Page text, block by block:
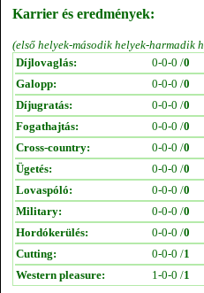
Karrier és eredmények:
(első helyek-második helyek-harmadik
Díjlovaglás:
0-0-0 /0
Galopp:
0-0-0 /0
Díjugratás:
0-0-0 /0
Fogathajtás:
0-0-0 /0
Cross-country:
0-0-0 /0
Ügetés:
0-0-0 /0
Lovaspóló:
0-0-0 /0
Military:
0-0-0 /0
Hordókerülés:
0-0-0 /0
Cutting:
0-0-0 /1
Western pleasure:
1-0-0 /1